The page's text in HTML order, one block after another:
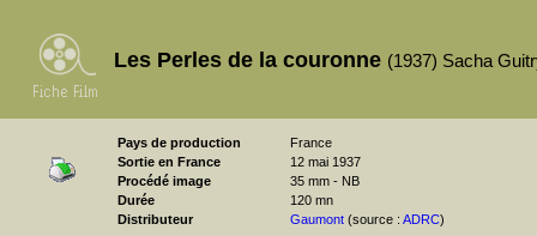
Les Perles de la couronne (1937) Sacha
Pays de production
France
Sortie en France
12 mai 1937
Procédé image
35 mm - NB
Durée
120 mn
Distributeur
Gaumont (source : ADRC)